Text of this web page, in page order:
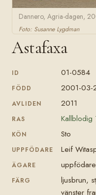
Dannero, Agria-dagen,
Foto: Susanne Lygdman
Astafaxa
ID 01-0584
FÖDD 2001-03-
AVLIDEN 2011
RAS Kallblodig
KÖN Sto
UPPFÖDARE Leif
ÄGARE
FÄRG
ljusbrun,
vänster